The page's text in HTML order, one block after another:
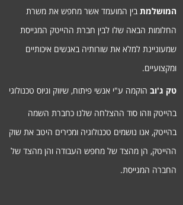
המושלמת בין המועמד אשר מחפש את משרת
החלומות הבאה שלו לבין חברת ההייטק המגייסת
שמעוניינת למלא את שורותיה באנשים איכותיים
ומקצועיים.
טק ג'וב הוקמה ע"י אנשי פיתוח, שיווק וגיוס טכנולוגי
בהייטק וזהו סוד ההצלחה שלנו כחברת השמה
בהייטק, אנו נושמים טכנולוגיה ומכירים היטב את שוק
ההייטק, הן מהצד של מחפש העבודה והן מהצד של
החברה המגייסת.